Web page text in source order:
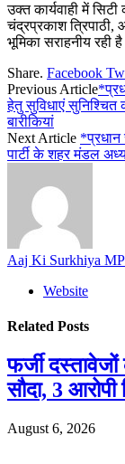
उक्त कार्यवाही में
चंद्रप्रकाश त्रिपाठी,
भूमिका सराहनीय रही
Share. Facebook
Previous Article
हेतु सुविधाएं सुनिश्चित
बारीकियां
Next Article *प्रधान
पार्टी के शहर मंडल
Aaj Ki Surkhiya
Website
Related Posts
फर्जी
सौदा, 3
August 6, 2026